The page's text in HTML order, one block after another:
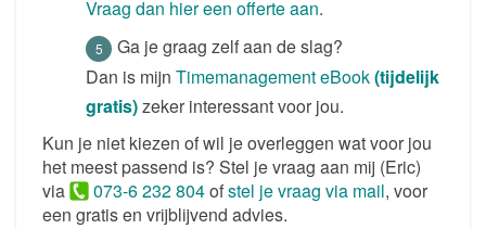
Vraag dan hier een offerte aan.
Ga je graag zelf aan de slag?
Dan is mijn Timemanagement eBook(tijdelijk
gratis)zeker interessant voor jou.
Kun je niet kiezen of wil je overleggen wat voor jou
het meest passend is? Stel je vraag aan mij (Eric)
via
073-6 232 804ofstel je vraag via mail, voor
een gratis en vrijblijvend advies.